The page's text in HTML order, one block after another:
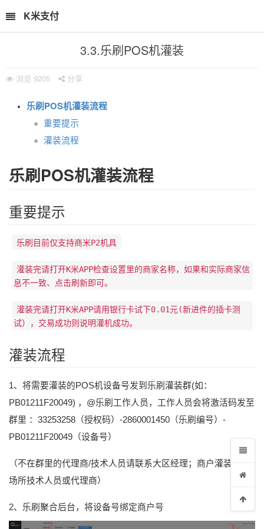
K米支付
3.3.乐刷POS机灌装
浏览 9205 分享
乐刷POS机灌装流程
重要提示
灌装流程
乐刷POS机灌装流程
重要提示
乐刷目前仅支持商米P2机具
灌装完请打开K米APP检查设置里的商家名称，如果和实际商家信
息不一致、点击刷新即可。
灌装完请打开K米APP请用银行卡试下0.01元(新进件的插卡测
试），交易成功则说明灌机成功。
灌装流程
1、将需要灌装的POS机设备号发到乐刷灌装群(如：
PB01211F20049) ，@乐刷工作人员，工作人员会将激活码发至
群里 ：33253258（授权码）-2860001450（乐刷编号）-
PB01211F20049（设备号）
（不在群里的代理商/技术人员请联系大区经理；商户灌装联系
场所技术人员或代理商）
2、乐刷聚合后台，将设备号绑定商户号